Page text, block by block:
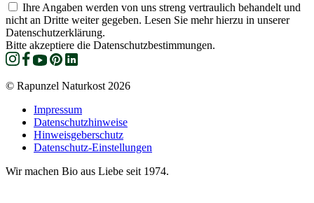
Ihre Angaben werden von uns streng vertraulich behandelt und
nicht an Dritte weiter gegeben. Lesen Sie mehr hierzu in unserer
Datenschutzerklärung.
Bitte akzeptiere die Datenschutzbestimmungen.
© Rapunzel Naturkost 2026
Impressum
Datenschutzhinweise
Hinweisgeberschutz
Datenschutz-Einstellungen
Wir machen Bio aus Liebe seit 1974.